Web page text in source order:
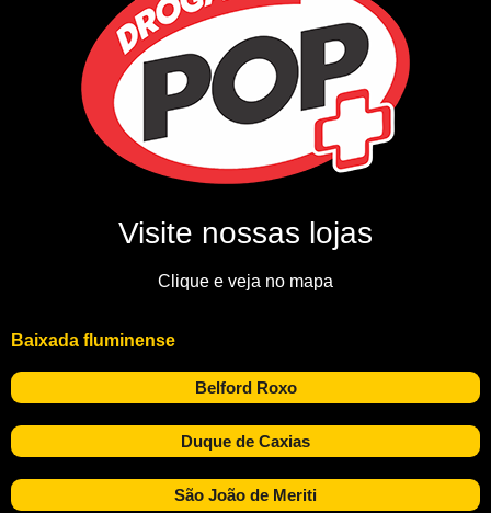
Visite nossas lojas
Clique e veja no mapa
Baixada fluminense
Belford Roxo
Duque de Caxias
São João de Meriti